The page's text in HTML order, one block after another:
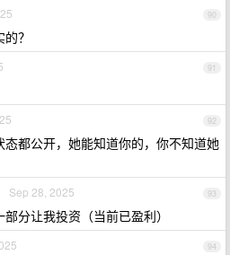
90
？
91
92
都公开，她能知道你的，你不知道她
93
Sep 28, 2025
分让我投资（当前已盈利）
94